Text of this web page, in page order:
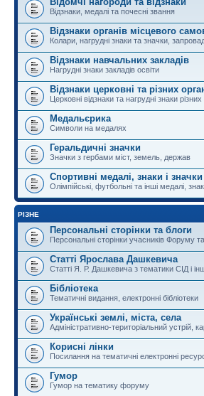
Відзнаки, медалі та почесні звання
Відзнаки органів місцевого
Колари, нагрудні знаки та значки,
Відзнаки навчальних закладів
Нагрудні знаки закладів освіти
Відзнаки церковні та різних
Церковні відзнаки та нагрудні знаки різних
Медальєрика
Символи на медалях
Геральдичні значки
Значки з гербами міст, земель, держав
Спортивні медалі, знаки і значки
Олімпійські, футбольні та інші медалі,
РІЗНЕ
Персональні сторінки та блоги
Персональні сторінки учасників Форуму
Статті Ярослава Дашкевича
Статті Я. Р. Дашкевича з тематики СІД і
Бібліотека
Тематичні видання, електронні бібліотеки
Українські землі, міста, села
Адміністративно-територіальний устрій,
Корисні лінки
Посилання на тематичні електронні
Гумор
Гумор на тематику форуму